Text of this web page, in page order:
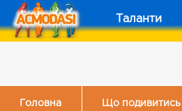
Таланти
Головна Що подивитись